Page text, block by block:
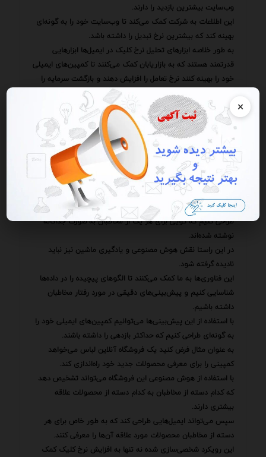
×
وب‌سایت بیشترین بازدید را دارند.
این اطلاعات به شرکت کمک می‌کند تا وب‌سایت خود را به گونه‌ای
بهینه کند که بیشترین نرخ تبدیل را داشته باشد.
به طور خلاصه ابزارهای تحلیل نرخ کلیک در ایمیل‌ها ابزارهایی
قدرتمند هستند که به بازاریابان کمک می‌کنند تا کمپین‌های ایمیلی
خود را بهینه کنند نرخ تعامل را افزایش دهند و بازگشت سرمایه را
با استفاده از این ابزارها می‌توان تصویری دقیق از رفتار مخاطبان به
دست آورد الگوهای پنهان را کشف کرد و تصمیمات آگاهانه‌تری
گرفت.
این ابزارها تنها محدود به جمع‌آوری آمار نیستند.
بلکه یک اکوسیستم کامل از امکانات را در اختیار ما قرار می‌دهند تا
بتوانیم تعاملات خود را با مخاطبان به یک تجربه منحصر به فرد و
شخصی‌سازی شده تبدیل کنیم.
با استفاده از این ابزارها می‌توانیم پیام‌های خود را به گونه‌ای
طراحی کنیم که گویی برای هر یک از مخاطبان به صورت جداگانه
نوشته شده‌اند.
در این راستا نقش هوش مصنوعی و یادگیری ماشین نیز نباید
نادیده گرفته شود.
این فناوری‌ها به ما کمک می‌کنند تا الگوهای پیچیده را در داده‌ها
شناسایی کنیم و پیش‌بینی‌های دقیقی در مورد رفتار مخاطبان
داشته باشیم.
با استفاده از این پیش‌بینی‌ها می‌توانیم کمپین‌های ایمیلی خود را
به گونه‌ای طراحی کنیم که حداکثر بازدهی را داشته باشند.
به عنوان مثال فرض کنید یک فروشگاه آنلاین لباس می‌خواهد
کمپینی را برای معرفی محصولات جدید خود راه‌اندازی کند.
با استفاده از هوش مصنوعی این فروشگاه می‌تواند تشخیص دهد
که کدام دسته از مخاطبان به کدام دسته از محصولات علاقه
بیشتری دارند.
سپس می‌تواند ایمیل‌هایی طراحی کند که به طور خاص برای هر
دسته از مخاطبان محصولات مورد علاقه آن‌ها را معرفی کنند.
این رویکرد شخصی‌سازی شده نه تنها به افزایش نرخ کلیک کمک